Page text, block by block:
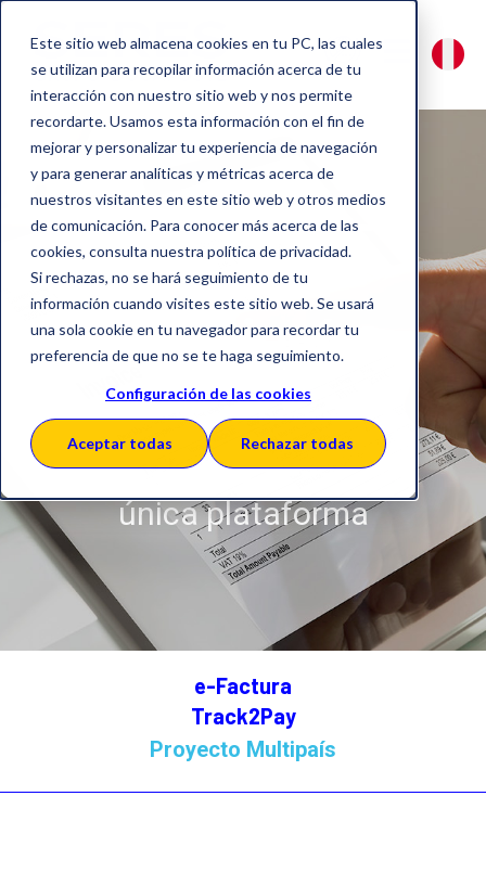
Este sitio web almacena cookies en tu PC, las cuales
se utilizan para recopilar información acerca de tu
interacción con nuestro sitio web y nos permite
recordarte. Usamos esta información con el fin de
mejorar y personalizar tu experiencia de navegación
y para generar analíticas y métricas acerca de
nuestros visitantes en este sitio web y otros medios
de comunicación. Para conocer más acerca de las
cookies, consulta nuestra política de privacidad.
Si rechazas, no se hará seguimiento de tu
información cuando visites este sitio web. Se usará
una sola cookie en tu navegador para recordar tu
preferencia de que no se te haga seguimiento.
Configuración de las cookies
Aceptar todas Rechazar todas
Solución e-
Factura
Multipaís
Conecta tu negocio a
nivel global y desde una
única plataforma
e-Factura
Track2Pay
Proyecto Multipaís